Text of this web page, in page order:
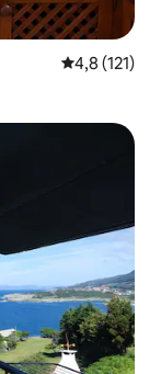
Средна
4,8 (121)